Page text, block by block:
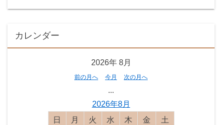
カレンダー
2026年 8月
前の月へ 今月 次の月へ
...
2026年8月
日曜日月曜日火曜日水曜日木曜日金曜日土曜日